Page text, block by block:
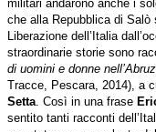
militari andarono anche i
che alla Repubblica di
Liberazione dell’Italia
straordinarie storie sono
di uomini e donne
Tracce, Pescara, 2014), a
Setta . Così in una frase
sentito tanti racconti